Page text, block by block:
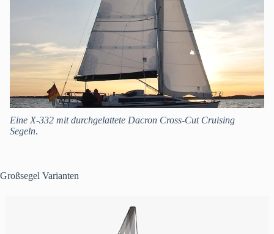
Eine X-332 mit durchgelattete Dacron Cross-Cut Cruising
Segeln.
Großsegel Varianten